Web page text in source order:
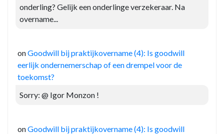
onderling? Gelijk een onderlinge verzekeraar. Na
overname...
onGoodwill bij praktijkovername (4): Is goodwill
eerlijk ondernemerschap of een drempel voor de
toekomst?
Sorry: @ Igor Monzon !
onGoodwill bij praktijkovername (4): Is goodwill